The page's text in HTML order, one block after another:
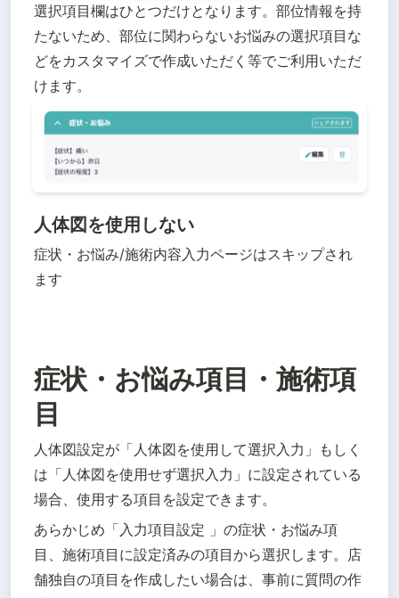
選択項目欄はひとつだけとなります。部位情報を持
たないため、部位に関わらないお悩みの選択項目な
どをカスタマイズで作成いただく等でご利用いただ
けます。
人体図を使用しない
症状・お悩み/施術内容入力ページはスキップされ
ます
症状・お悩み項目・施術項
目
人体図設定が「人体図を使用して選択入力」もしく
は「人体図を使用せず選択入力」に設定されている
場合、使用する項目を設定できます。
あらかじめ「入力項目設定 」の症状・お悩み項
目、施術項目に設定済みの項目から選択します。店
舗独自の項目を作成したい場合は、事前に質問の作